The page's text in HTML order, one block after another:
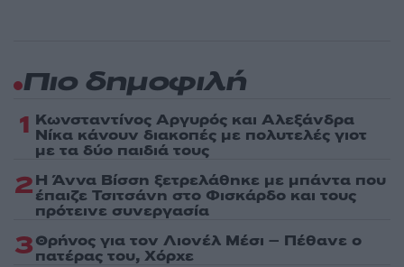
Πιο δημοφιλή
1 Κωνσταντίνος Αργυρός και Αλεξάνδρα
Νίκα κάνουν διακοπές με πολυτελές γιοτ
με τα δύο παιδιά τους
2Η Άννα Βίσση ξετρελάθηκε με μπάντα που
έπαιζε Τσιτσάνη στο Φισκάρδο και τους
πρότεινε συνεργασία
3Θρήνος για τον Λιονέλ Μέσι – Πέθανε ο
πατέρας του, Χόρχε